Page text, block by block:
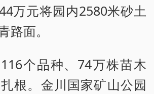
万元将园内2580米砂土
路面。
个品种、74万株苗木
根。金川国家矿山公园